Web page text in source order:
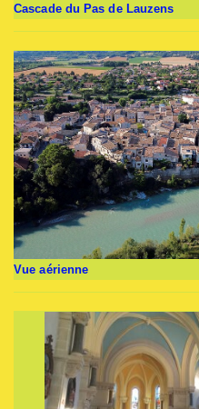
Cascade du Pas de Lauzens
Vue aérienne